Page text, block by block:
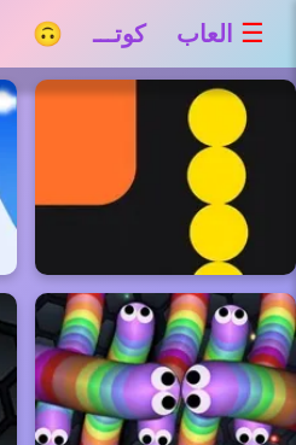
☰ العاب كوتـــ 🙃